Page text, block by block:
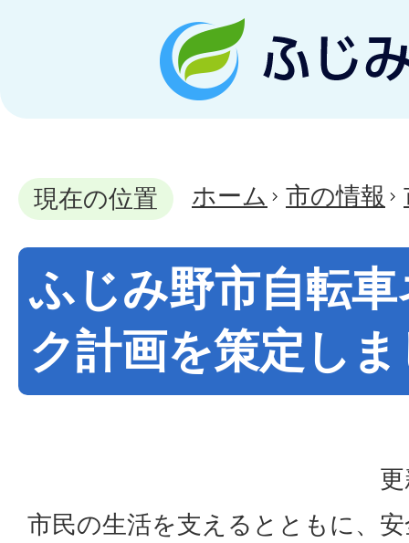
現在の位置 ホーム 市の情報
ふじみ野市自転
ク計画を策定し
市民の生活を支えるとともに、